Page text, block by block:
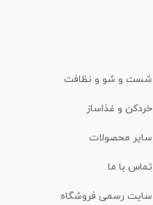
شست و شو و نظافت
خردکن و غذاساز
سایر محصولات
تماس با ما
سایت رسمی فروشگاه